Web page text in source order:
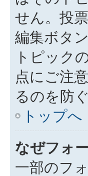
せん。投
編集ボタ
トピック
点にご注
るのを防
トップへ
なぜフォ
一部のフ